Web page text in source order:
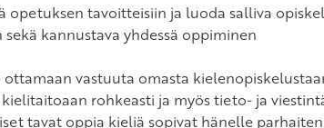
opetuksen tavoitteisiin ja luoda salliva
kannustava yhdessä oppiminen
vastuuta omasta
rohkeasti ja myös tieto- ja
tavat oppia kieliä sopivat hänelle parhaiten